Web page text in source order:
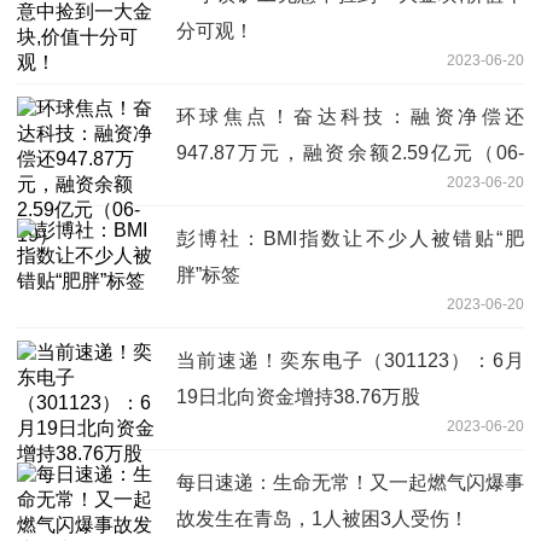
分可观！
2023-06-20
环球焦点！奋达科技：融资净偿还
947.87万元，融资余额2.59亿元（06-
2023-06-20
彭博社：BMI指数让不少人被错贴“肥
胖”标签
2023-06-20
当前速递！奕东电子（301123）：6月
19日北向资金增持38.76万股
2023-06-20
每日速递：生命无常！又一起燃气闪爆事
故发生在青岛，1人被困3人受伤！